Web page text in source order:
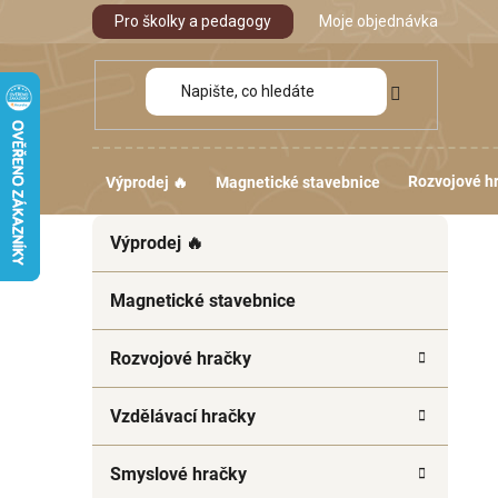
Pro školky a pedagogy Moje objednávka
Výprodej 🔥 Magnetické stavebnice Rozvojové
kategorie
t
g
i
Výprodej 🔥
Magnetické stavebnice
Rozvojové hračky
Vzdělávací hračky
Smyslové hračky